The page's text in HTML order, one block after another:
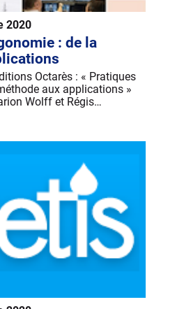
2020
: de la
Octarès : « Pratiques
aux applications »
Wolff et Régis…